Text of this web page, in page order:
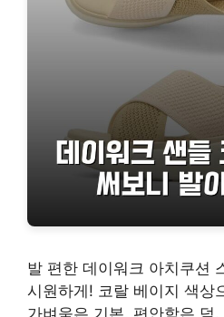
발 편한 데이워크 아치쿠션
시원하게! 코랄 베이지 색상
가벼움은 기본, 편안함은 덤